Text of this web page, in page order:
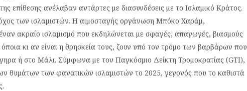
επίθεσης ανέλαβαν αντάρτες με διασυνδέσεις με το Ισλαμικό Κράτος.
των ισλαμιστών. Η αιμοσταγής οργάνωση Μπόκο Χαράμ,
ακραίο ισλαμισμό που εκδηλώνεται με σφαγές, απαγωγές, βιασμούς
κι αν είναι η θρησκεία τους, ζουν υπό τον τρόμο των βαρβάρων που
ή στο Μάλι. Σύμφωνα με τον Παγκόσμιο Δείκτη Τρομοκρατίας (GTI),
θυμάτων των φανατικών ισλαμιστών το 2025, γεγονός που το καθιστά